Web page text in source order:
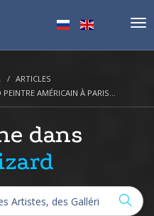
ARTICLES
AMÉRICAIN À PARIS...
dans